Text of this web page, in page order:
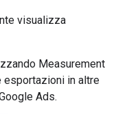
visualizza
Measurement
esportazioni in altre
Ads.